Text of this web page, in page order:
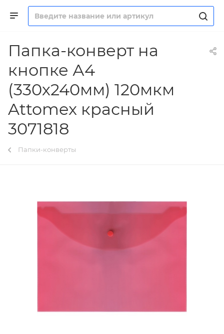
Папка-конверт на
кнопке А4
(330х240мм) 120мкм
Attomex красный
3071818
Папки-конверты